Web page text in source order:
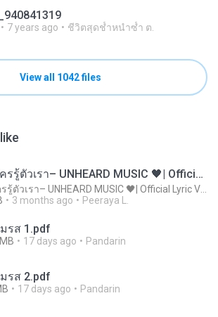
7 years ago ชีวิตสุดช้ำหนำซ้ำ ต.
View all 1042 files
ไม่มีใครรู้ตัวเรา– UNHEARD MUSIC 🖤| Official Lyric Video | เพลงสู้ชีวิต
3 months ago Peeraya L.
รส 1.pdf
17 days ago Pandarin
รส 2.pdf
17 days ago Pandarin